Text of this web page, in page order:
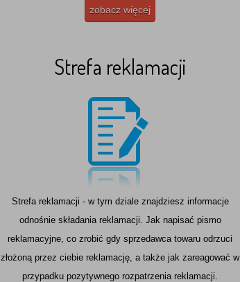
zobacz więcej
Strefa reklamacji
Strefa reklamacji - w tym dziale znajdziesz informacje
odnośnie składania reklamacji. Jak napisać pismo
reklamacyjne, co zrobić gdy sprzedawca towaru odrzuci
złożoną przez ciebie reklamację, a także jak zareagować w
przypadku pozytywnego rozpatrzenia reklamacji.